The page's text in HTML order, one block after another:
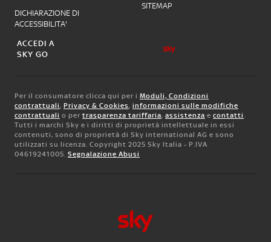
DICHIARAZIONE DI
ACCESSIBILITA'
SITEMAP
ACCEDI A
SKY GO
Per il consumatore clicca qui per i Moduli, Condizioni
contrattuali, Privacy & Cookies, informazioni sulle modifiche
contrattuali o per trasparenza tariffaria, assistenza e contatti.
Tutti i marchi Sky e i diritti di proprietà intellettuale in essi
contenuti, sono di proprietà di Sky international AG e sono
utilizzati su licenza. Copyright 2025 Sky Italia - P.IVA
04619241005. Segnalazione Abusi